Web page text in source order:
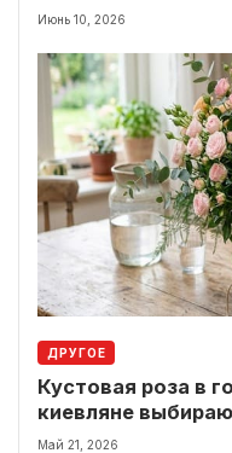
Июнь 10, 2026
ДРУГОЕ
Кустовая роза в
киевляне
вместо классики
Май 21, 2026